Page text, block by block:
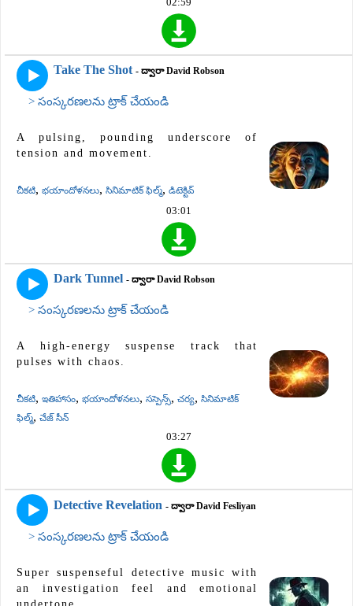
Take The Shot - ద్వారా David Robson
> సంస్కరణలను ట్రాక్ చేయండి
A pulsing, pounding underscore of
tension and movement.
చీకటి, భయాందోళనలు, సినిమాటిక్ ఫిల్మ్, డిటెక్టివ్
03:01
Dark Tunnel - ద్వారా David Robson
> సంస్కరణలను ట్రాక్ చేయండి
A high-energy suspense track that
pulses with chaos.
చీకటి, ఇతిహాసం, భయాందోళనలు, సస్పెన్స్, చర్య, సినిమాటిక్
ఫిల్మ్, చేజ్ సీన్
03:27
Detective Revelation - ద్వారా David Fesliyan
> సంస్కరణలను ట్రాక్ చేయండి
Super suspenseful detective music with
an investigation feel and emotional